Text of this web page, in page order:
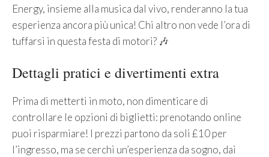
Energy, insieme alla musica dal vivo, renderanno la tua
esperienza ancora più unica! Chi altro non vede l’ora di
tuffarsi in questa festa di motori? 🎶
Dettagli pratici e divertimenti extra
Prima di metterti in moto, non dimenticare di
controllare le opzioni di biglietti: prenotando online
puoi risparmiare! I prezzi partono da soli £10 per
l’ingresso, ma se cerchi un’esperienza da sogno, dai